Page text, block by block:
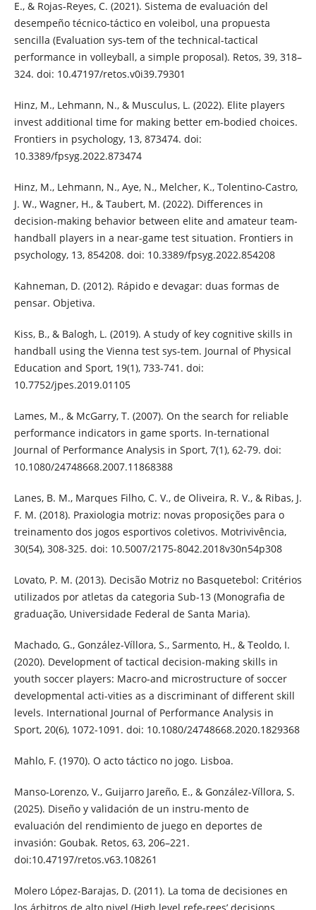
E., & Rojas-Reyes, C. (2021). Sistema de evaluación del
desempeño técnico-táctico en voleibol, una propuesta
sencilla (Evaluation sys-tem of the technical-tactical
performance in volleyball, a simple proposal). Retos, 39, 318–
324. doi: 10.47197/retos.v0i39.79301
Hinz, M., Lehmann, N., & Musculus, L. (2022). Elite players
invest additional time for making better em-bodied choices.
Frontiers in psychology, 13, 873474. doi:
10.3389/fpsyg.2022.873474
Hinz, M., Lehmann, N., Aye, N., Melcher, K., Tolentino-Castro,
J. W., Wagner, H., & Taubert, M. (2022). Differences in
decision-making behavior between elite and amateur team-
handball players in a near-game test situation. Frontiers in
psychology, 13, 854208. doi: 10.3389/fpsyg.2022.854208
Kahneman, D. (2012). Rápido e devagar: duas formas de
pensar. Objetiva.
Kiss, B., & Balogh, L. (2019). A study of key cognitive skills in
handball using the Vienna test sys-tem. Journal of Physical
Education and Sport, 19(1), 733-741. doi:
10.7752/jpes.2019.01105
Lames, M., & McGarry, T. (2007). On the search for reliable
performance indicators in game sports. In-ternational
Journal of Performance Analysis in Sport, 7(1), 62-79. doi:
10.1080/24748668.2007.11868388
Lanes, B. M., Marques Filho, C. V., de Oliveira, R. V., & Ribas, J.
F. M. (2018). Praxiologia motriz: novas proposições para o
treinamento dos jogos esportivos coletivos. Motrivivência,
30(54), 308-325. doi: 10.5007/2175-8042.2018v30n54p308
Lovato, P. M. (2013). Decisão Motriz no Basquetebol: Critérios
utilizados por atletas da categoria Sub-13 (Monografia de
graduação, Universidade Federal de Santa Maria).
Machado, G., González-Víllora, S., Sarmento, H., & Teoldo, I.
(2020). Development of tactical decision-making skills in
youth soccer players: Macro-and microstructure of soccer
developmental acti-vities as a discriminant of different skill
levels. International Journal of Performance Analysis in
Sport, 20(6), 1072-1091. doi: 10.1080/24748668.2020.1829368
Mahlo, F. (1970). O acto táctico no jogo. Lisboa.
Manso-Lorenzo, V., Guijarro Jareño, E., & González-Víllora, S.
(2025). Diseño y validación de un instru-mento de
evaluación del rendimiento de juego en deportes de
invasión: Goubak. Retos, 63, 206–221.
doi:10.47197/retos.v63.108261
Molero López-Barajas, D. (2011). La toma de decisiones en